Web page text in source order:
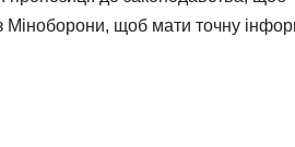
Міноборони, щоб мати точну